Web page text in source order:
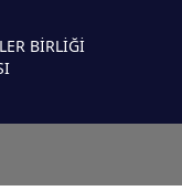
BİRLİĞİ